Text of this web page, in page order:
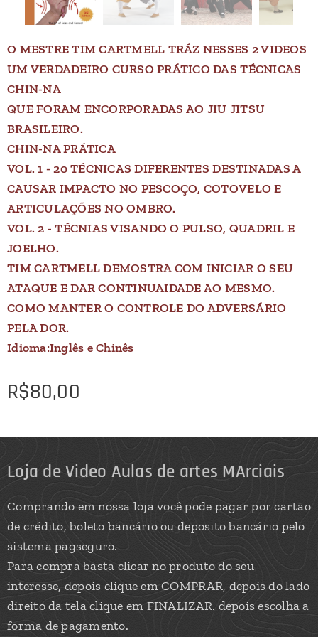
O MESTRE TIM CARTMELL TRÁZ NESSES 2 VIDEOS
UM VERDADEIRO CURSO PRÁTICO DAS TÉCNICAS
CHIN-NA
QUE FORAM ENCORPORADAS AO JIU JITSU
BRASILEIRO.
CHIN-NA PRÁTICA
VOL. 1 - 20 TÉCNICAS DIFERENTES DESTINADAS A
CAUSAR IMPACTO NO PESCOÇO, COTOVELO E
ARTICULAÇÕES NO OMBRO.
VOL. 2 - TÉCNIAS VISANDO O PULSO, QUADRIL E
JOELHO.
TIM CARTMELL DEMOSTRA COM INICIAR O SEU
ATAQUE E DAR CONTINUAIDADE AO MESMO.
COMO MANTER O CONTROLE DO ADVERSÁRIO
PELA DOR.
Idioma:Inglês e Chinês
R$80,00
Loja de Video Aulas de artes MArciais
Comprando em nossa loja você pode pagar por cartão
de crédito, boleto bancário ou deposito bancário pelo
sistema pagseguro.
Para compra basta clicar no produto do seu
interesse, depois clique em COMPRAR, depois do lado
direito da tela clique em FINALIZAR. depois escolha a
forma de pagamento.